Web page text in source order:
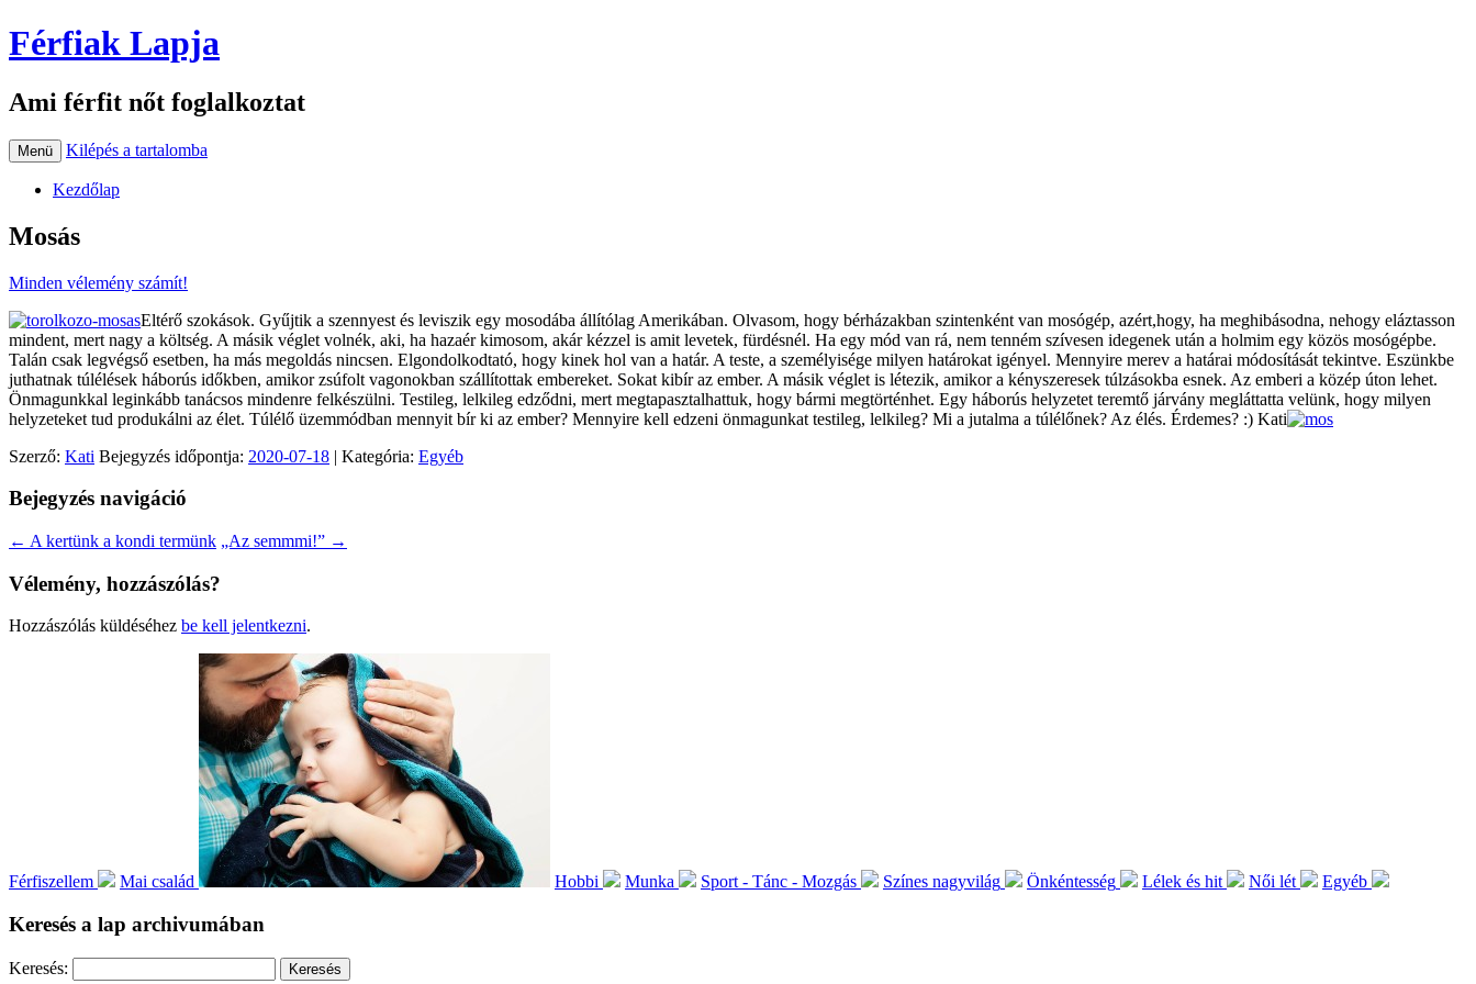
Férfiak Lapja
Ami férfit nőt foglalkoztat
Menü Kilépés a tartalomba
Kezdőlap
Mosás
Minden vélemény számít!
Eltérő szokások. Gyűjtik a szennyest és leviszik egy mosodába állítólag Amerikában. Olvasom, hogy bérházakban szintenként van mosógép, azért,hogy, ha meghibásodna, nehogy eláztasson
mindent, mert nagy a költség. A másik véglet volnék, aki, ha hazaér kimosom, akár kézzel is amit levetek, fürdésnél. Ha egy mód van rá, nem tenném szívesen idegenek után a holmim egy közös mosógépbe.
Talán csak legvégső esetben, ha más megoldás nincsen. Elgondolkodtató, hogy kinek hol van a határ. A teste, a személyisége milyen határokat igényel. Mennyire merev a határai módosítását tekintve. Eszünkbe
juthatnak túlélések háborús időkben, amikor zsúfolt vagonokban szállítottak embereket. Sokat kibír az ember. A másik véglet is létezik, amikor a kényszeresek túlzásokba esnek. Az emberi a közép úton lehet.
Önmagunkkal leginkább tanácsos mindenre felkészülni. Testileg, lelkileg edződni, mert megtapasztalhattuk, hogy bármi megtörténhet. Egy háborús helyzetet teremtő járvány megláttatta velünk, hogy milyen
helyzeteket tud produkálni az élet. Túlélő üzemmódban mennyit bír ki az ember? Mennyire kell edzeni önmagunkat testileg, lelkileg? Mi a jutalma a túlélőnek? Az élés. Érdemes? :) Kati
Szerző: Kati Bejegyzés időpontja: 2020-07-18 | Kategória: Egyéb
Bejegyzés navigáció
← A kertünk a kondi termünk „Az semmmi!” →
Vélemény, hozzászólás?
Hozzászólás küldéséhez be kell jelentkezni.
Férfiszellem Mai család Hobbi Munka Sport - Tánc - Mozgás Színes nagyvilág Önkéntesség Lélek és hit Női lét Egyéb
Keresés a lap archivumában
Keresés: